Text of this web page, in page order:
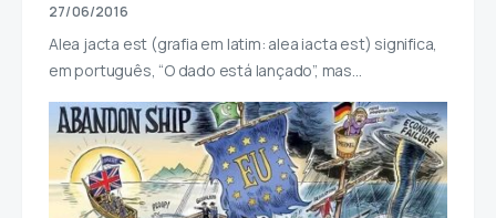
27/06/2016
Alea jacta est (grafia em latim: alea iacta est) significa,
em português, “O dado está lançado”, mas…